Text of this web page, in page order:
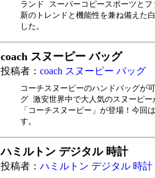
ランド スーパーコピースポーツと
新のトレンドと機能性を兼ね備えた
した。
coach スヌーピー バッグ
投稿者： coach スヌーピー バッグ
コーチスヌーピーのハンドバッグが
グ 激安世界中で大人気のスヌーピ
「コーチスヌーピー」が登場！今回
す。
ハミルトン デジタル 時計
投稿者： ハミルトン デジタル 時計